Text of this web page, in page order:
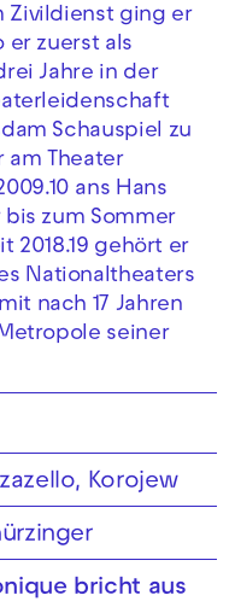
Zivildienst ging er
er zuerst als
Jahre in der
Schauspiel zu
am Theater
ans Hans
bis zum Sommer
2018.19 gehört er
Nationaltheaters
nach 17 Jahren
seiner
Korojew
bricht aus